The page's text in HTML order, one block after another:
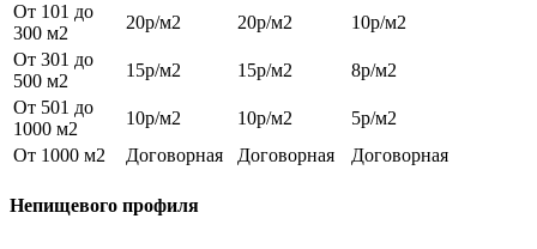
От 101 до
300 м2
20р/м2 20р/м2
10р/м2
От 301 до
500 м2
15р/м2 15р/м2
8р/м2
От 501 до
1000 м2
10р/м2 10р/м2
5р/м2
От 1000 м2
Договорная Договорная Договорная
Непищевого профиля